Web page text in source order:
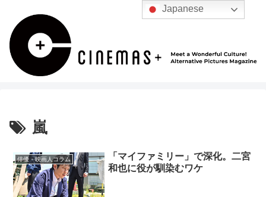
嵐
俳優・映画人コラム
「マイファミリー」で深化。二宮
和也に役が馴染むワケ
Japanese